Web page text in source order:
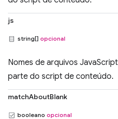
js
string[] opcional
Nomes de arquivos
parte do script de conteúdo.
matchAboutBlank
booleano opcional